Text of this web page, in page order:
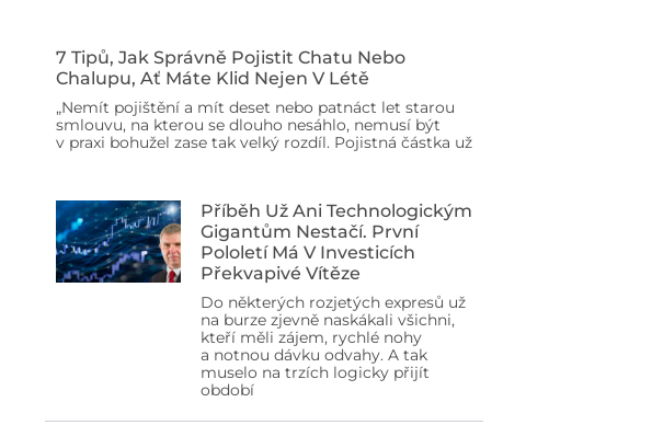
7 Tipů, Jak Správně Pojistit Chatu Nebo
Chalupu, Ať Máte Klid Nejen V Létě
„Nemít pojištění a mít deset nebo patnáct let starou
smlouvu, na kterou se dlouho nesáhlo, nemusí být
v praxi bohužel zase tak velký rozdíl. Pojistná částka už
Příběh Už Ani Technologickým
Gigantům Nestačí. První
Pololetí Má V Investicích
Překvapivé Vítěze
Do některých rozjetých expresů už
na burze zjevně naskákali všichni,
kteří měli zájem, rychlé nohy
a notnou dávku odvahy. A tak
muselo na trzích logicky přijít
období